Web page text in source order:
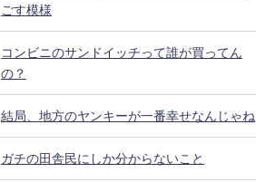
ごす模様
コンビニのサンドイッチって誰が買ってん
の？
結局、地方のヤンキーが一番幸せなんじゃね
ガチの田舎民にしか分からないこと